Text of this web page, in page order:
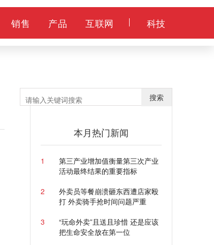
销售 产品 互联网 科技
搜索
本月热门新闻
1
第三产业增加值衡量第三次产业
活动最终结果的重要指标
2
外卖员等餐崩溃砸东西遭店家殴
打 外卖骑手抢时间问题严重
3
“玩命外卖”且送且珍惜 还是应该
把生命安全放在第一位